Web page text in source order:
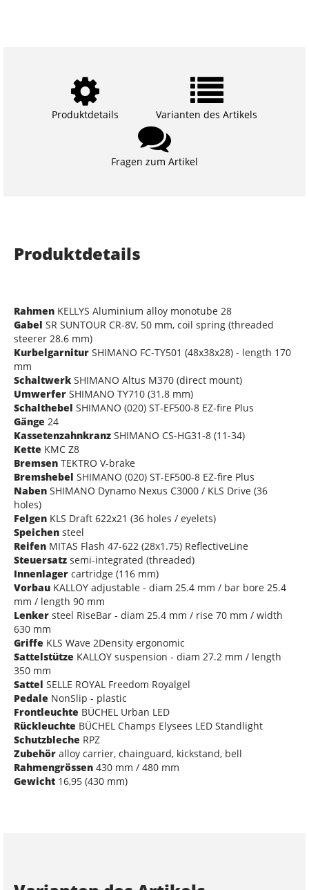
Produktdetails Varianten des Artikels
Fragen zum Artikel
Produktdetails
Rahmen KELLYS Aluminium alloy monotube 28
Gabel SR SUNTOUR CR-8V, 50 mm, coil spring (threaded
steerer 28.6 mm)
Kurbelgarnitur SHIMANO FC-TY501 (48x38x28) - length 170
mm
Schaltwerk SHIMANO Altus M370 (direct mount)
Umwerfer SHIMANO TY710 (31.8 mm)
Schalthebel SHIMANO (020) ST-EF500-8 EZ-fire Plus
Gänge 24
Kassetenzahnkranz SHIMANO CS-HG31-8 (11-34)
Kette KMC Z8
Bremsen TEKTRO V-brake
Bremshebel SHIMANO (020) ST-EF500-8 EZ-fire Plus
Naben SHIMANO Dynamo Nexus C3000 / KLS Drive (36
holes)
Felgen KLS Draft 622x21 (36 holes / eyelets)
Speichen steel
Reifen MITAS Flash 47-622 (28x1.75) ReflectiveLine
Steuersatz semi-integrated (threaded)
Innenlager cartridge (116 mm)
Vorbau KALLOY adjustable - diam 25.4 mm / bar bore 25.4
mm / length 90 mm
Lenker steel RiseBar - diam 25.4 mm / rise 70 mm / width
630 mm
Griffe KLS Wave 2Density ergonomic
Sattelstütze KALLOY suspension - diam 27.2 mm / length
350 mm
Sattel SELLE ROYAL Freedom Royalgel
Pedale NonSlip - plastic
Frontleuchte BÜCHEL Urban LED
Rückleuchte BÜCHEL Champs Elysees LED Standlight
Schutzbleche RPZ
Zubehör alloy carrier, chainguard, kickstand, bell
Rahmengrössen 430 mm / 480 mm
Gewicht 16,95 (430 mm)